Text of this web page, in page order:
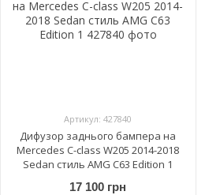
Артикул: 427840
Дифузор заднього бампера на
Mercedes C-class W205 2014-2018
Sedan стиль AMG C63 Edition 1
17 100 грн